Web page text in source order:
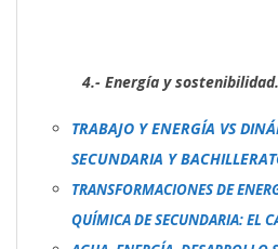
4.- Energía y sostenibilidad.
TRABAJO Y ENERGÍA VS
SECUNDARIA Y
TRANSFORMACIONES DE
QUÍMICA DE SECUNDARIA: EL